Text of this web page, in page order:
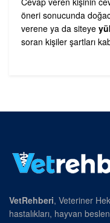
öneri sonucunda
verene ya da siteye
soran kişiler şartları
VetRehberi, Veteriner
hastalıkları, hayvan